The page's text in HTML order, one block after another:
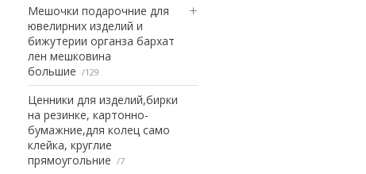
Мешочки подарочние для
ювелирних изделий и
бижутерии органза бархат
лен мешковина
большие
129
Ценники для изделий,бирки
на резинке, картонно-
бумажние,для колец само
клейка, круглие
прямоугольние
7